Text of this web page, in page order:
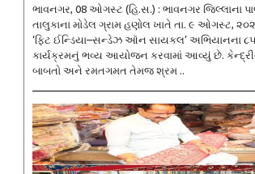
ભાવનગર, 08 ઓગસ્ટ (હિ.સ.) : ભાવનગર જિલ્લાના
તાલુકાના મોડેલ ગ્રામ હણોલ ખાતે તા. ૯ ઓગસ્ટ,
‘ફિટ ઈન્ડિયા–સન્ડેઝ ઑન સાયકલ’ અભિયાનના
કાર્યક્રમનું ભવ્ય આયોજન કરવામાં આવ્યું છે.
બાબતો અને રમતગમત તેમજ શ્રમ ..